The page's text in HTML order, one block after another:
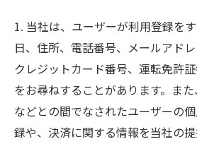
1. 当社は、ユーザーが利用登録を
日、住所、電話番号、メールアドレ
クレジットカード番号、運転免許
をお尋ねすることがあります。ま
などとの間でなされたユーザーの
録や、決済に関する情報を当社の提